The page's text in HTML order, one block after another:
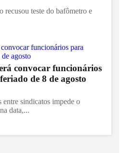
recusou teste do bafômetro e
convocar funcionários
de 8 de agosto
entre sindicatos impede o
data,...